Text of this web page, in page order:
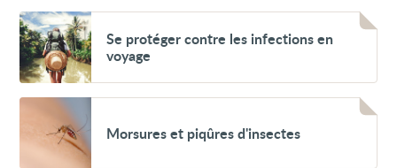
Voir
Se
protéger
contre
les
en
Se protéger contre les infections en
voyage
Voir
Morsures
piqûres
d'insectes
Morsures et piqûres d'insectes